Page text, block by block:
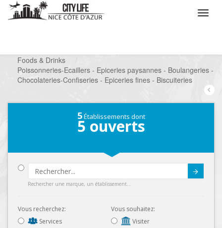
Foods & Drinks
/
Poissonneries-Ecaillers - Epiceries paysannes - Boulangeries -
Chocolateries-Confiseries - Epiceries fines - Biscuiteries
5Établissements dont
5 ouverts
Rechercher une marque, un établissement...
Vous recherchez:
Services
Vous souhaitez:
Visiter